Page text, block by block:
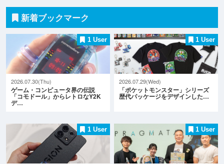
新着ブックマーク
1 User
2026.07.30(Thu)
ゲーム・コンピュータ界の伝説
「コモドール」からレトロなY2K
デ…
1 User
2026.07.29(Wed)
「ポケットモンスター」シリーズ
歴代パッケージをデザインした…
1 User 1 User